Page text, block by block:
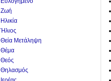
Ζωή
Ηλικία
Ήλιος
Θεία Μετάληψη
Θέμα
Θεός
Θηλασμός